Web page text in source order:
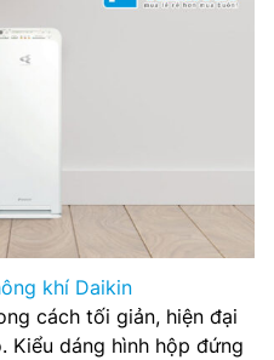
khí Daikin
cách tối giản, hiện đại
Kiểu dáng hình hộp đứng